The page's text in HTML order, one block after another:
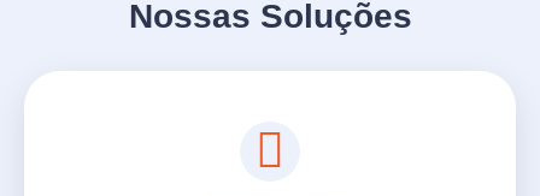
Nossas Soluções